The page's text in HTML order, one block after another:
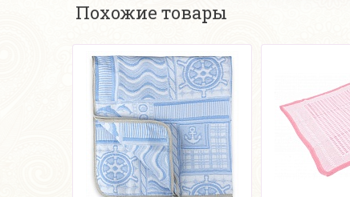
Похожие товары